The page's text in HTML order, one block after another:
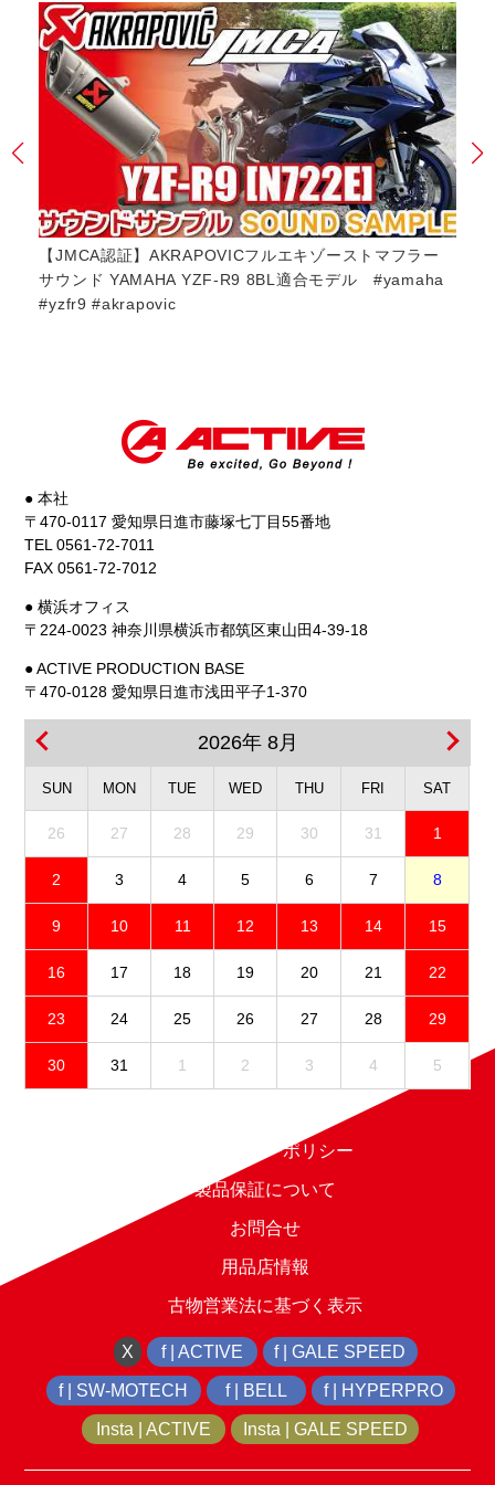
【JMCA認証】AKRAPOVICフルエキゾーストマフラー
サウンド YAMAHA YZF-R9 8BL適合モデル #yamaha
#yzfr9 #akrapovic
● 本社
〒470-0117 愛知県日進市藤塚七丁目55番地
TEL 0561-72-7011
FAX 0561-72-7012
● 横浜オフィス
〒224-0023 神奈川県横浜市都筑区東山田4-39-18
● ACTIVE PRODUCTION BASE
〒470-0128 愛知県日進市浅田平子1-370
2026年 8月
SUN MON TUE WED THU FRI SAT
26 27 28 29 30 31 1
2 3 4 5 6 7 8
9 10 11 12 13 14 15
16 17 18 19 20 21 22
23 24 25 26 27 28 29
30 31 1 2 3 4 5
プライバシーポリシー
製品保証について
お問合せ
用品店情報
古物営業法に基づく表示
X f | ACTIVE f | GALE SPEED
f | SW-MOTECH f | BELL f | HYPERPRO
Insta | ACTIVE Insta | GALE SPEED